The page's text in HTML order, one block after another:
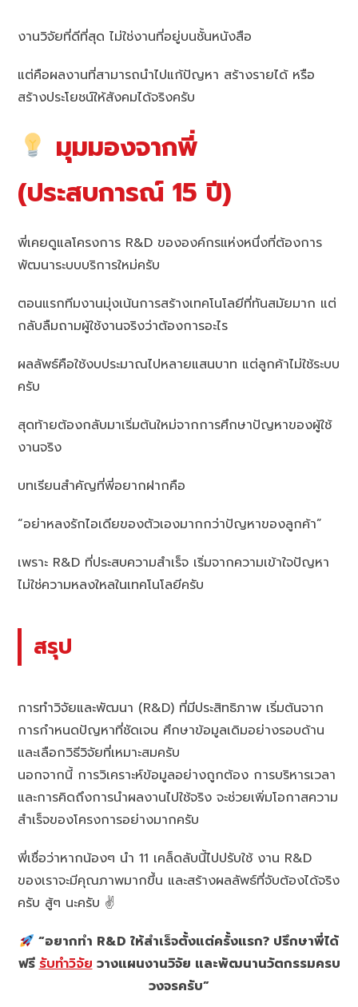
งานวิจัยที่ดีที่สุด ไม่ใช่งานที่อยู่บนชั้นหนังสือ
แต่คือผลงานที่สามารถนำไปแก้ปัญหา สร้างรายได้ หรือ
สร้างประโยชน์ให้สังคมได้จริงครับ
มุมมองจากพี่
(ประสบการณ์ 15 ปี)
พี่เคยดูแลโครงการ R&D ขององค์กรแห่งหนึ่งที่ต้องการ
พัฒนาระบบบริการใหม่ครับ
ตอนแรกทีมงานมุ่งเน้นการสร้างเทคโนโลยีที่ทันสมัยมาก แต่
กลับลืมถามผู้ใช้งานจริงว่าต้องการอะไร
ผลลัพธ์คือใช้งบประมาณไปหลายแสนบาท แต่ลูกค้าไม่ใช้ระบบ
ครับ
สุดท้ายต้องกลับมาเริ่มต้นใหม่จากการศึกษาปัญหาของผู้ใช้
งานจริง
บทเรียนสำคัญที่พี่อยากฝากคือ
“อย่าหลงรักไอเดียของตัวเองมากกว่าปัญหาของลูกค้า”
เพราะ R&D ที่ประสบความสำเร็จ เริ่มจากความเข้าใจปัญหา
ไม่ใช่ความหลงใหลในเทคโนโลยีครับ
สรุป
การทำวิจัยและพัฒนา (R&D) ที่มีประสิทธิภาพ เริ่มต้นจาก
การกำหนดปัญหาที่ชัดเจน ศึกษาข้อมูลเดิมอย่างรอบด้าน
และเลือกวิธีวิจัยที่เหมาะสมครับ
นอกจากนี้ การวิเคราะห์ข้อมูลอย่างถูกต้อง การบริหารเวลา
และการคิดถึงการนำผลงานไปใช้จริง จะช่วยเพิ่มโอกาสความ
สำเร็จของโครงการอย่างมากครับ
พี่เชื่อว่าหากน้องๆ นำ 11 เคล็ดลับนี้ไปปรับใช้ งาน R&D
ของเราจะมีคุณภาพมากขึ้น และสร้างผลลัพธ์ที่จับต้องได้จริง
ครับ สู้ๆ นะครับ ✌️
“อยากทำ R&D ให้สำเร็จตั้งแต่ครั้งแรก? ปรึกษาพี่ได้
ฟรีรับทำวิจัยวางแผนงานวิจัย และพัฒนานวัตกรรมครบ
วงจรครับ”